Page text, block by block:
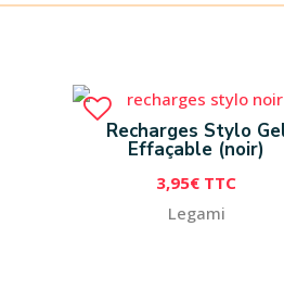
Recharges Stylo
Effaçable (noir)
3,95€ TTC
Legami